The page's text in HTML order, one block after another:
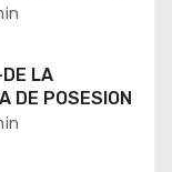
LA
DE POSESION